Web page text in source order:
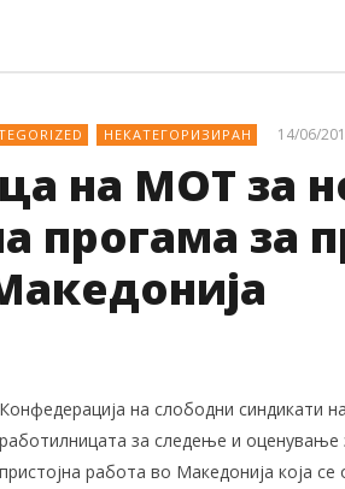
НЕКАТЕГОРИЗИРАН 14/06/
на МОТ за
прогама за
Конфедерација на слободни синдикати
работилницата за следење и
пристојна работа во Македонија која